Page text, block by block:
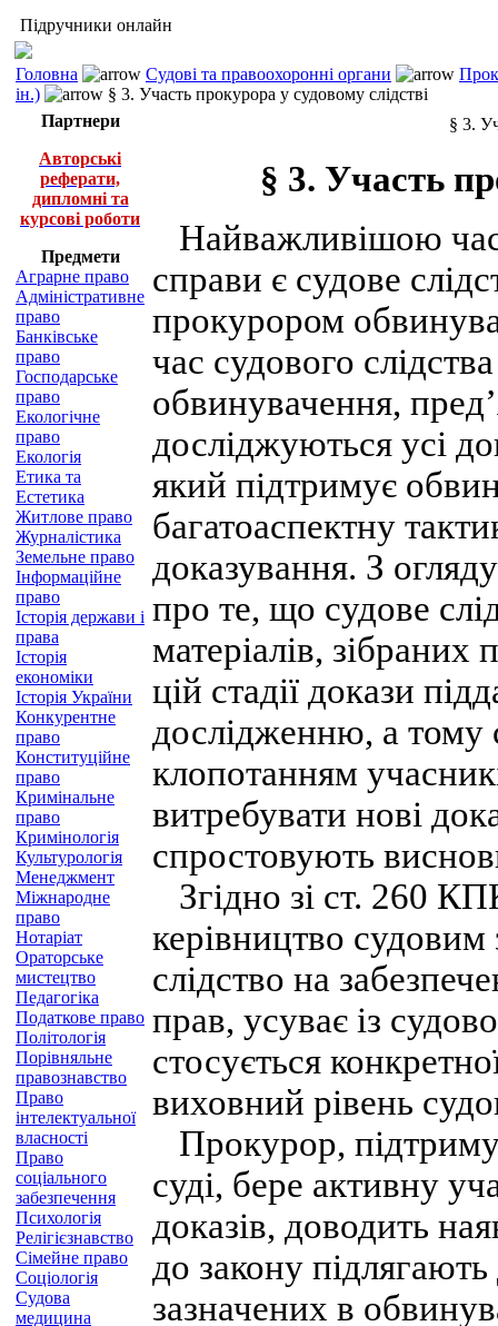
Підручники онлайн
Головна Судові та правоохоронні органи
ін.)
§ 3. Участь прокурора у судовому слідстві
Партнери
Авторські
реферати,
дипломні та
курсові роботи
Предмети
Аграрне право
Адміністративне
право
Банківське
право
Господарське
право
Екологічне
право
Екологія
Етика та
Естетика
Житлове право
Журналістика
Земельне право
Інформаційне
право
Історія держави і
права
Історія
економіки
Історія України
Конкурентне
право
Конституційне
право
Кримінальне
право
Кримінологія
Культурологія
Менеджмент
Міжнародне
право
Нотаріат
Ораторське
мистецтво
Педагогіка
Податкове право
Політологія
Порівняльне
правознавство
Право
інтелектуальної
власності
Право
соціального
забезпечення
Психологія
Релігієзнавство
Сімейне право
Соціологія
Судова
медицина
§ 3.
§ 3. Участь
Найважливішою
справи є судове
прокурором
час судового
обвинувачення,
досліджуються усі
який підтримує
багатоаспектну
доказування. З
про те, що судове
матеріалів, зібраних
цій стадії докази
дослідженню, а тому
клопотанням
витребувати нові
спростовують
Згідно зі ст. 260
керівництво
слідство на
прав, усуває із
стосується
виховний рівень
Прокурор,
суді, бере активну
доказів, доводить
до закону
зазначених в